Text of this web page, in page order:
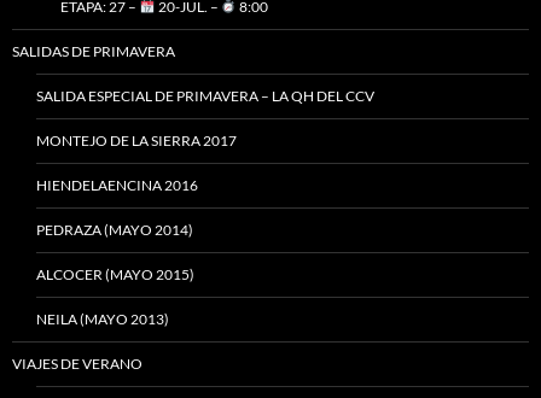
ETAPA: 27 – 20-JUL. – 8:00
SALIDAS DE PRIMAVERA
SALIDA ESPECIAL DE PRIMAVERA – LA QH DEL CCV
MONTEJO DE LA SIERRA 2017
HIENDELAENCINA 2016
PEDRAZA (MAYO 2014)
ALCOCER (MAYO 2015)
NEILA (MAYO 2013)
VIAJES DE VERANO